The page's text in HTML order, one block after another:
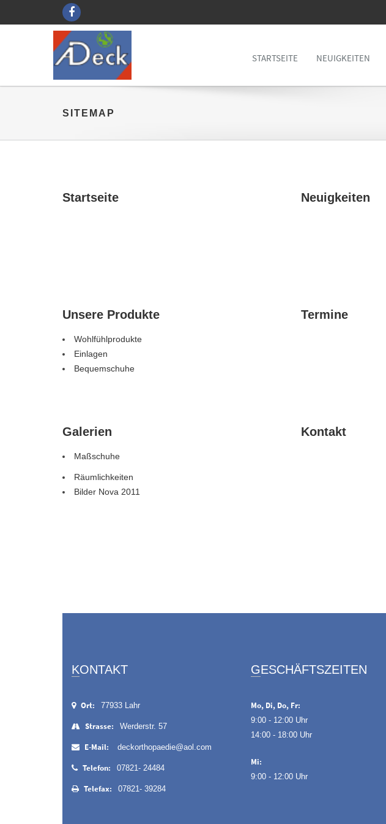
STARTSEITE NEUIGKEITEN
SITEMAP
Startseite Neuigkeiten
Unsere Produkte
Wohlfühlprodukte
Einlagen
Bequemschuhe
Termine
Galerien
Maßschuhe
Räumlichkeiten
Bilder Nova 2011
Kontakt
KONTAKT
Ort: 77933 Lahr
Strasse: Werderstr. 57
E-Mail: deckorthopaedie@aol.com
Telefon: 07821- 24484
Telefax: 07821- 39284
GESCHÄFTSZEITEN
Mo, Di, Do, Fr:
9:00 - 12:00 Uhr
14:00 - 18:00 Uhr
Mi:
9:00 - 12:00 Uhr